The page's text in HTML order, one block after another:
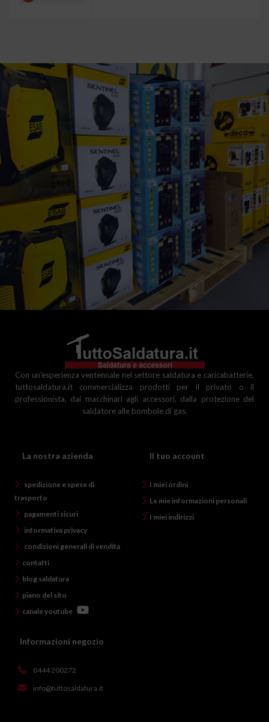
Con un'esperienza ventennale nel settore saldatura e caricabatterie,
tuttosaldatura.it commercializza prodotti per il privato o il
professionista, dai macchinari agli accessori, dalla protezione del
saldatore alle bombole di gas.
La nostra azienda
spedizione e spese di
trasporto
pagamenti sicuri
informativa privacy
condizioni generali di vendita
contatti
blog saldatura
piano del sito
canale youtube
Il tuo account
I miei ordini
Le mie informazioni personali
I miei indirizzi
Informazioni negozio
0444 200272
info@tuttosaldatura.it